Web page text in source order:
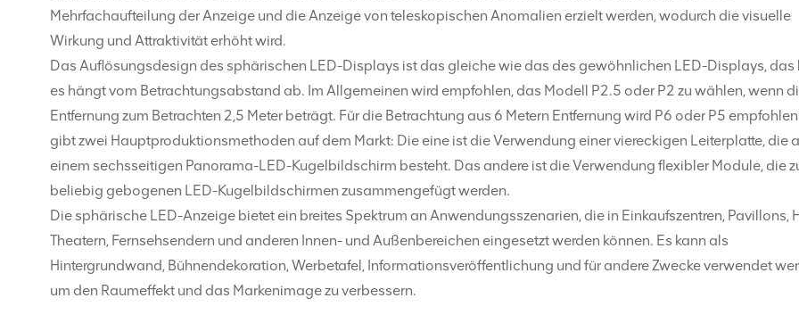
Mehrfachaufteilung der Anzeige und die Anzeige von teleskopischen Anomalien erzielt werden, wodurch die visuelle
Wirkung und Attraktivität erhöht wird.
Das Auflösungsdesign des sphärischen LED-Displays ist das gleiche wie das des gewöhnlichen LED-Displays, das
es hängt vom Betrachtungsabstand ab. Im Allgemeinen wird empfohlen, das Modell P2.5 oder P2 zu wählen, wenn
Entfernung zum Betrachten 2,5 Meter beträgt. Für die Betrachtung aus 6 Metern Entfernung wird P6 oder P5
gibt zwei Hauptproduktionsmethoden auf dem Markt: Die eine ist die Verwendung einer viereckigen Leiterplatte, die
einem sechsseitigen Panorama-LED-Kugelbildschirm besteht. Das andere ist die Verwendung flexibler Module, die
beliebig gebogenen LED-Kugelbildschirmen zusammengefügt werden.
Die sphärische LED-Anzeige bietet ein breites Spektrum an Anwendungsszenarien, die in Einkaufszentren, Pavillons,
Theatern, Fernsehsendern und anderen Innen- und Außenbereichen eingesetzt werden können. Es kann als
Hintergrundwand, Bühnendekoration, Werbetafel, Informationsveröffentlichung und für andere Zwecke verwendet
um den Raumeffekt und das Markenimage zu verbessern.